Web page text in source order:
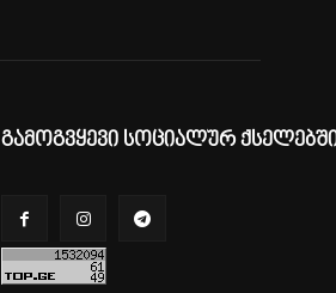
გამოგვყევი სოციალურ